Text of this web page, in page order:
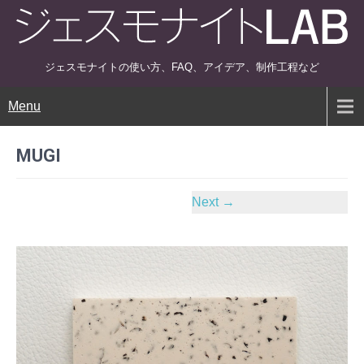
ジェスモナイトの使い方、FAQ、アイデア、制作工程など
Menu
MUGI
Next →